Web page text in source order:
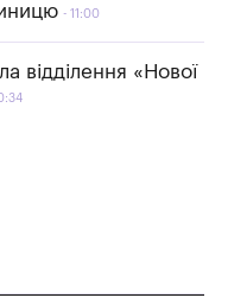
11:00
відділення «Нової